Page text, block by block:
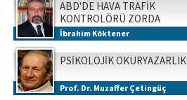
ABD'DE HAVA TRAFİK
KONTROLÖRÜ ZORDA
İbrahim Köktener
PSİKOLOJİK OKURYAZARLIK
Prof. Dr. Muzaffer Çetingüç